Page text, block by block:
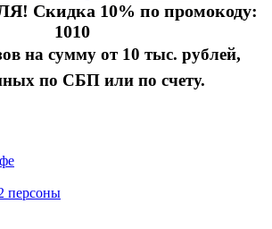
Скидка 10% по промокоду:
1010
на сумму от 10 тыс. рублей,
по СБП или по счету.
персоны